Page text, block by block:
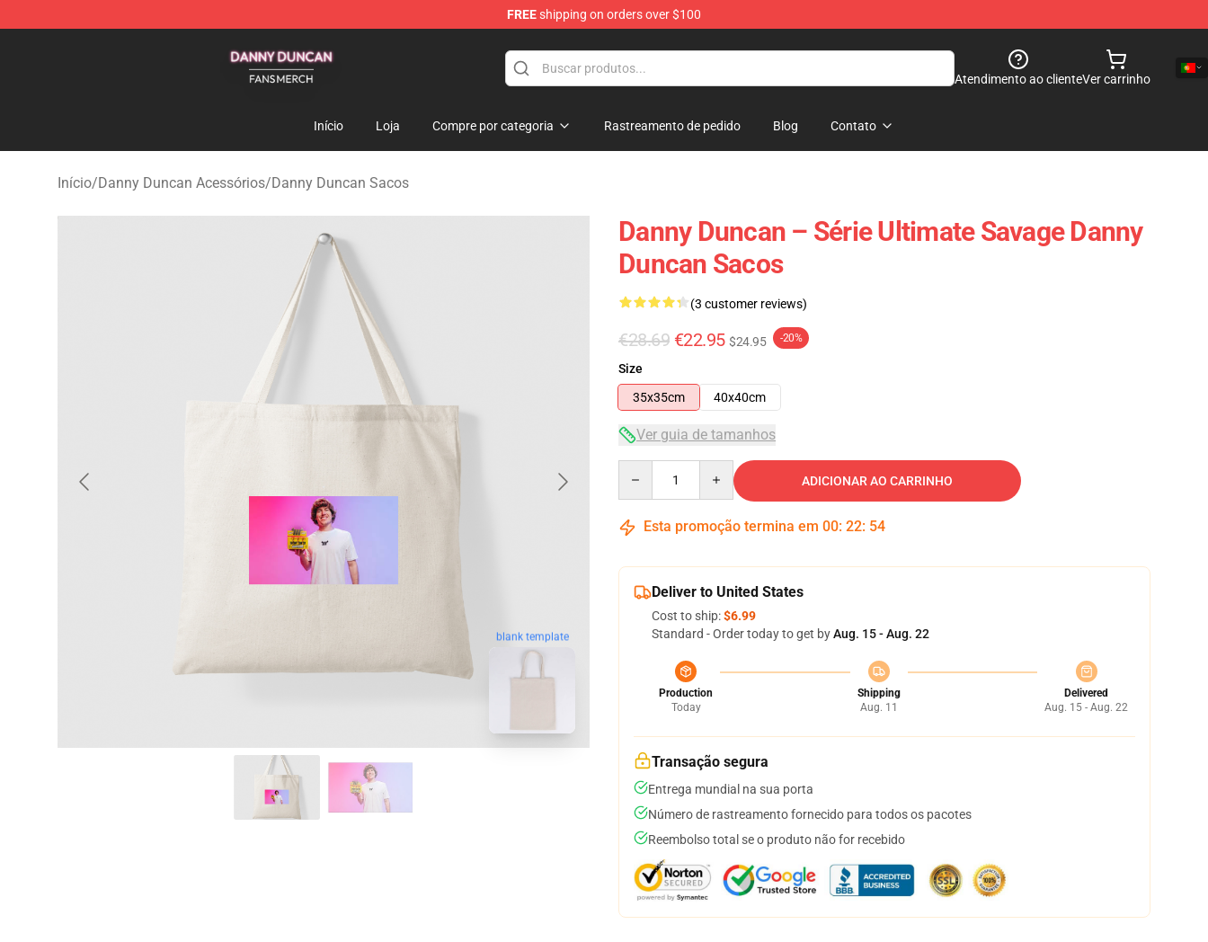
FREEshipping on orders over $100
Atendimento ao clienteVer carrinho
Início Loja Compre por categoria Rastreamento de pedido Blog Contato
Início/Danny Duncan Acessórios/Danny Duncan Sacos
blank template
Danny Duncan – Série Ultimate Savage Danny
Duncan Sacos
(3 customer reviews)
€28.69 €22.95 $24.95 -20%
Size
35x35cm
40x40cm
Ver guia de tamanhos
ADICIONAR AO CARRINHO
Esta promoção termina em 00: 22: 53
Deliver to United States
Cost to ship:$6.99
Standard - Order today to get byAug. 15 - Aug. 22
Production
Today
Shipping
Aug. 11
Delivered
Aug. 15 - Aug. 22
Transação segura
Entrega mundial na sua porta
Número de rastreamento fornecido para todos os pacotes
Reembolso total se o produto não for recebido